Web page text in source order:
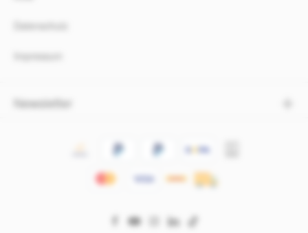
Datenschutz
Impressum
Newsletter